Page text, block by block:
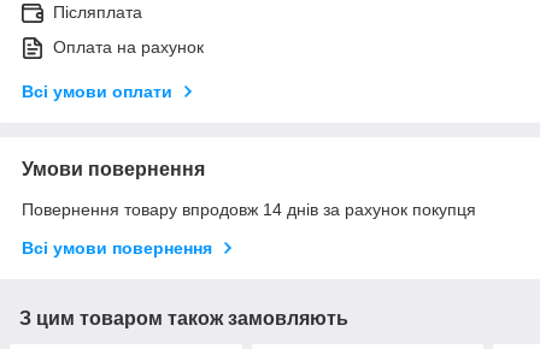
Післяплата
Оплата на рахунок
Всі умови оплати
Умови повернення
Повернення товару впродовж 14 днів за рахунок покупця
Всі умови повернення
З цим товаром також замовляють